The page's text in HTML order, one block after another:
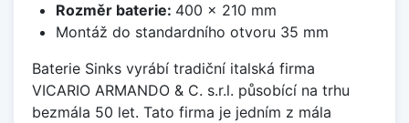
Rozměr baterie: 400 x 210 mm
Montáž do standardního otvoru 35 mm
Baterie Sinks vyrábí tradiční italská firma
VICARIO ARMANDO & C. s.r.l. působící na trhu
bezmála 50 let. Tato firma je jedním z mála